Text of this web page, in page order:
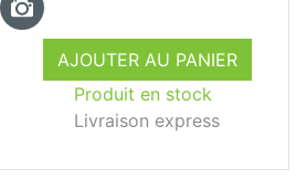
AJOUTER AU PANIER
Produit en stock
Livraison express